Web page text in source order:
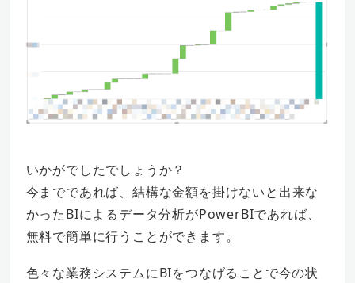
いかがでしたでしょうか？
今までであれば、結構な金額を掛けないと出来な
かったBIによるデータ分析がPowerBIであれば、
無料で簡単に行うことができます。
色々な業務システムにBIをつなげることで今の状